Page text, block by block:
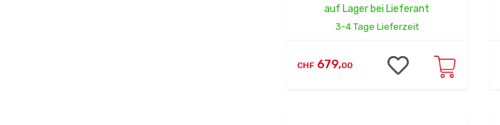
auf Lager bei Lieferant
3-4 Tage Lieferzeit
CHF 679,00